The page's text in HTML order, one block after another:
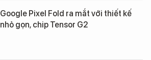
Google Pixel Fold ra mắt với thiết kế
nhỏ gọn, chip Tensor G2